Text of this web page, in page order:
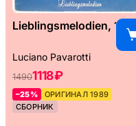
Lieblingsmelodien, 1989
Luciano Pavarotti
14901118 ₽
–25%
ОРИГИНАЛ 1989
СБОРНИК